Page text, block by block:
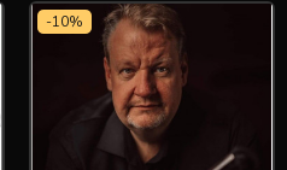
-10%